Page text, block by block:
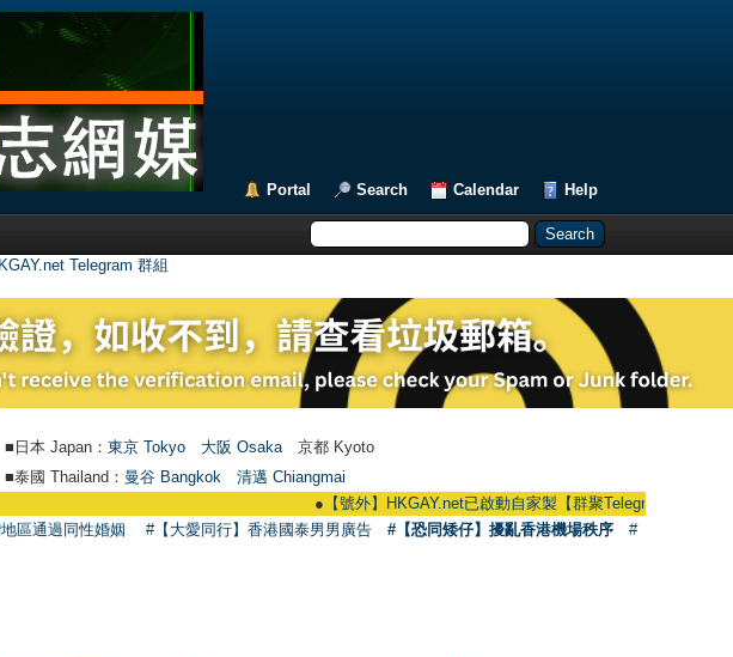
Portal Search Calendar Help
Telegram 群組
■日本 Japan： 東京 Tokyo 大阪 Osaka 京都 Kyoto
■泰國 Thailand： 曼谷 Bangkok
清邁 Chiangmai
【號外】HKGAY.net已啟動自家製【群聚Telegram群組】
區通過同性婚姻 #【大愛同行】香港國泰男男廣告 #【恐同矮仔】擾亂香港機場秩序
#